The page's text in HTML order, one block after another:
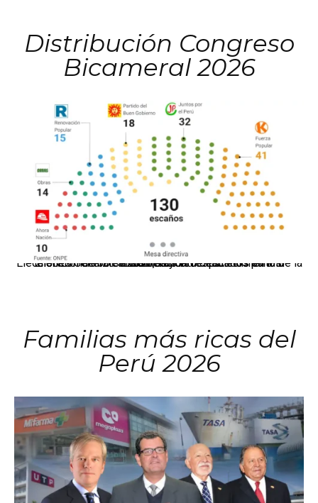
Distribución Congreso
Bicameral 2026
El JNE oficializó la distribución de escaños para la elección de 60 senadores y 130 diputados en las Elecciones Generales 2026, tras el restablecimiento de la Bicameralidad.
Familias más ricas del
Perú 2026